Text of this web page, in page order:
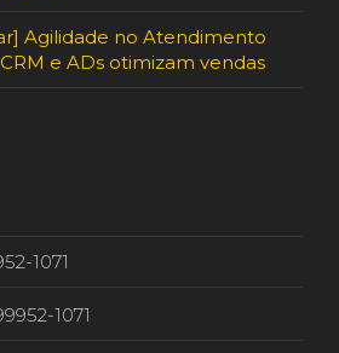
Agilidade no Atendimento
e ADs otimizam vendas
1071
1071